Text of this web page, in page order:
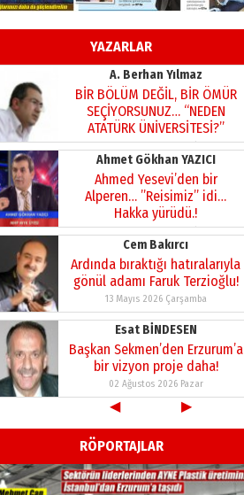
YAZARLAR
Bir fotoğraf, bir şehir, bir
gazeteci… Dizginler kimin
elinde?
A. Berhan Yılmaz
BİR BÖLÜM DEĞİL, BİR ÖMÜR
SEÇİYORSUNUZ… “NEDEN
ATATÜRK ÜNİVERSİTESİ?”
28 Temmuz 2026 Salı
Ahmet Gökhan YAZICI
Ahmed Yesevi’den bir
Alperen… ”Reisimiz” idi…
Hakka yürüdü.!
26 Mart 2026 Perşembe
Cem Bakırcı
Ardında bıraktığı hatıralarıyla
gönül adamı Faruk Terzioğlu!
13 Mayıs 2026 Çarşamba
Esat BİNDESEN
Başkan Sekmen’den Erzurum’a
bir vizyon proje daha!
02 Ağustos 2026 Pazar
Kadir SABUNCUOĞLU
Erzurumspor’un köşe taşları
29 Haziran 2026 Pazartesi
◀ ▶
RÖPORTAJLAR